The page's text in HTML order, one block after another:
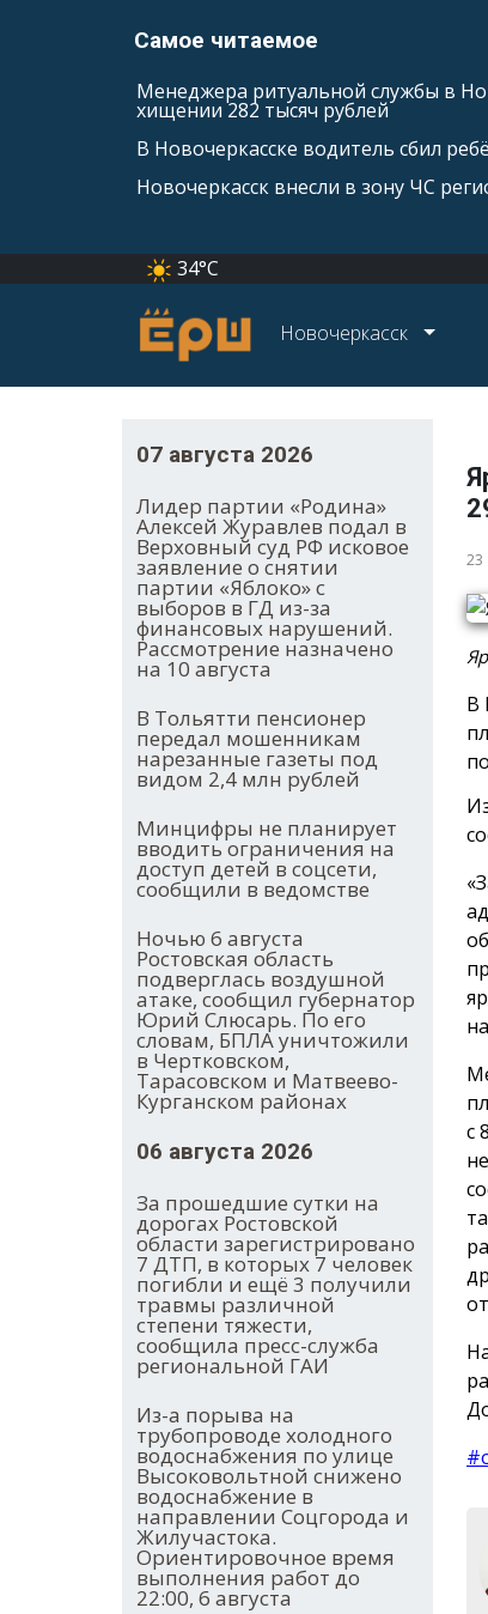
Самое читаемое
Менеджера ритуальной службы в
хищении 282 тысяч рублей
В Новочеркасске водитель сбил
Новочеркасск внесли в зону ЧС
34°C
Новочеркасск
07 августа 2026
Лидер партии «Родина»
Алексей Журавлев подал в
Верховный суд РФ исковое
заявление о снятии
партии «Яблоко» с
выборов в ГД из-за
финансовых нарушений.
Рассмотрение назначено
на 10 августа
В Тольятти пенсионер
передал мошенникам
нарезанные газеты под
видом 2,4 млн рублей
Минцифры не планирует
вводить ограничения на
доступ детей в соцсети,
сообщили в ведомстве
Ночью 6 августа
Ростовская область
подверглась воздушной
атаке, сообщил губернатор
Юрий Слюсарь. По его
словам, БПЛА уничтожили
в Чертковском,
Тарасовском и Матвеево-
Курганском районах
06 августа 2026
За прошедшие сутки на
дорогах Ростовской
области зарегистрировано
7 ДТП, в которых 7 человек
погибли и ещё 3 получили
травмы различной
степени тяжести,
сообщила пресс-служба
региональной ГАИ
Из-а порыва на
трубопроводе холодного
водоснабжения по улице
Высоковольтной снижено
водоснабжение в
направлении Соцгорода и
Жилучастока.
Ориентировочное время
выполнения работ до
22:00, 6 августа
23
В
с